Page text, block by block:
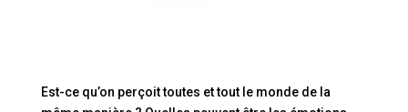
Est-ce qu’on perçoit toutes et tout le monde de la